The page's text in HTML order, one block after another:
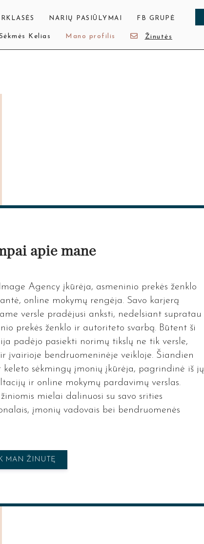
NARIŲ PASIŪLYMAI FB GRUPĖ
Kelias Mano profilis Žinutės
apie mane
Agency įkūrėja, asmeninio prekės ženklo
online mokymų rengėja. Savo karjerą
versle pradėjusi anksti, nedelsiant supratau
prekės ženklo ir autoriteto svarbą. Būtent ši
padėjo pasiekti norimų tikslų ne tik versle,
įvairioje bendruomeninėje veikloje. Šiandien
keleto sėkmingų įmonių įkūrėja, pagrindinė iš jų
ir online mokymų pardavimų verslas.
mielai dalinuosi su savo srities
įmonių vadovais bei bendruomenės
MAN ŽINUTĘ